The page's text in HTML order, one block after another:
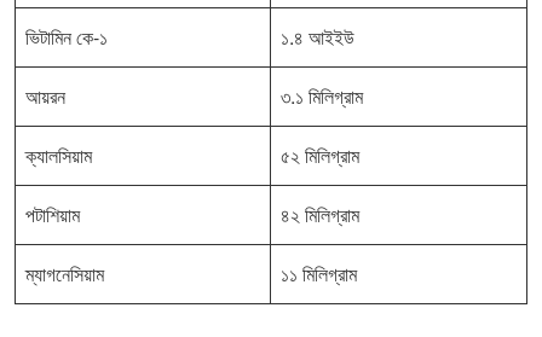
ভিটামিন কে-১ ১.৪ আইইউ
আয়রন ৩.১ মিলিগ্রাম
ক্যালসিয়াম ৫২ মিলিগ্রাম
পটাশিয়াম ৪২ মিলিগ্রাম
ম্যাগনেসিয়াম ১১ মিলিগ্রাম